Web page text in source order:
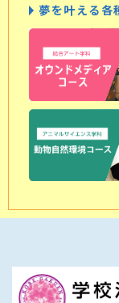
夢を叶える各